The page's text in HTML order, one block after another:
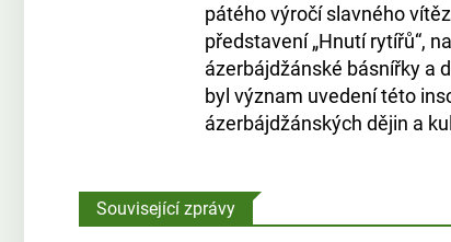
pátého výročí slavného
představení „Hnutí rytířů“,
ázerbájdžánské básnířky a
byl význam uvedení této
ázerbájdžánských dějin a
Související zprávy